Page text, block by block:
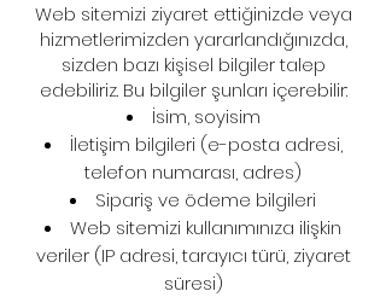
Web sitemizi ziyaret ettiğinizde veya
hizmetlerimizden yararlandığınızda,
sizden bazı kişisel bilgiler talep
edebiliriz. Bu bilgiler şunları içerebilir:
İsim, soyisim
İletişim bilgileri (e-posta adresi,
telefon numarası, adres)
Sipariş ve ödeme bilgileri
Web sitemizi kullanımınıza ilişkin
veriler (IP adresi, tarayıcı türü, ziyaret
süresi)